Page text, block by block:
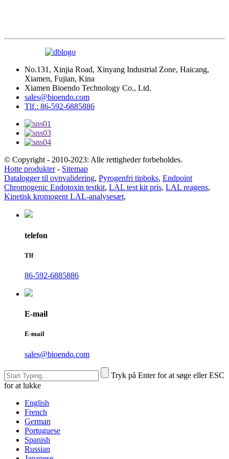
No.131, Xinjia Road, Xinyang Industrial Zone, Haicang,
Xiamen, Fujian, Kina
Xiamen Bioendo Technology Co., Ltd.
sales@bioendo.com
Tlf.: 86-592-6885886
© Copyright - 2010-2023: Alle rettigheder forbeholdes.
Hotte produkter- Sitemap
Datalogger til ovnvalidering, Pyrogenfri tipboks, Endpoint
Chromogenic Endotoxin testkit, LAL test kit pris, LAL reagens,
Kinetisk kromogent LAL-analysesæt,
telefon
Tlf
86-592-6885886
E-mail
E-mail
sales@bioendo.com
Tryk på Enter for at søge eller ESC
for at lukke
English
French
German
Portuguese
Spanish
Russian